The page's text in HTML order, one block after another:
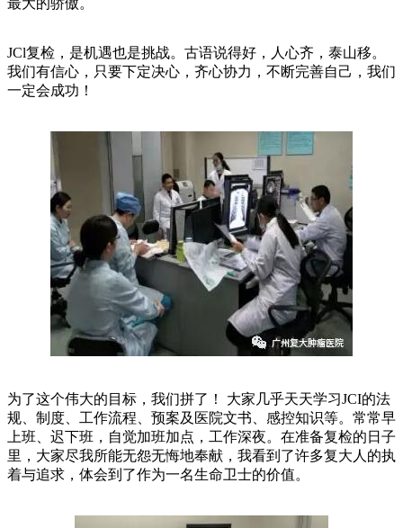
最大的骄傲。
JCl复检，是机遇也是挑战。古语说得好，人心齐，泰山移。
我们有信心，只要下定决心，齐心协力，不断完善自己，我们
一定会成功！
为了这个伟大的目标，我们拼了！ 大家几乎天天学习JCI的法
规、制度、工作流程、预案及医院文书、感控知识等。常常早
上班、迟下班，自觉加班加点，工作深夜。在准备复检的日子
里，大家尽我所能无怨无悔地奉献，我看到了许多复大人的执
着与追求，体会到了作为一名生命卫士的价值。